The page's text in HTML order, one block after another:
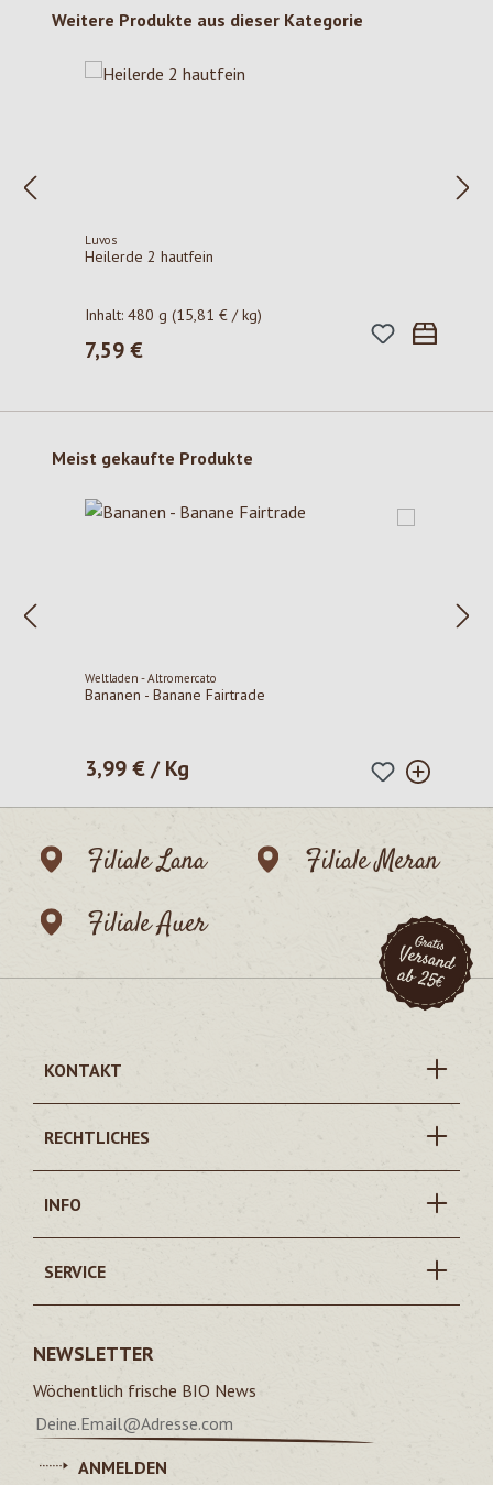
Produktgalerie überspringen
Weitere Produkte aus dieser Kategorie
Luvos
Heilerde 2 hautfein
Inhalt:480 g(15,81 € / kg)
Regulärer Preis:
7,59 €
Produktgalerie überspringen
Meist gekaufte Produkte
Weltladen - Altromercato
Bananen - Banane Fairtrade
Regulärer Preis:
3,99 € / Kg
Filiale Lana
Filiale Meran
Filiale Auer
KONTAKT
RECHTLICHES
INFO
SERVICE
NEWSLETTER
Wöchentlich frische BIO News
ANMELDEN